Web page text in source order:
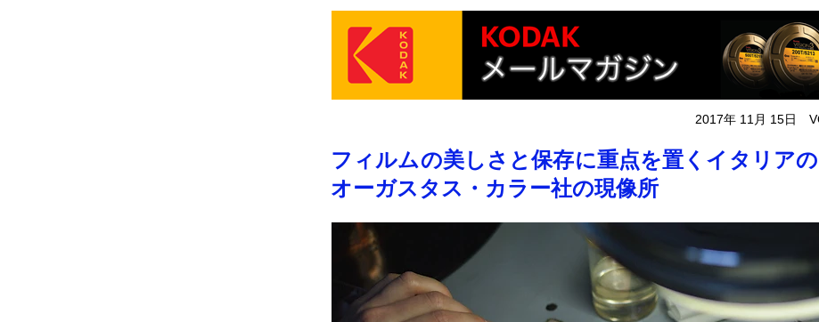
2017年 11月 15日
フィルムの美しさと保存に重点を置くイタリアの
オーガスタス・カラー社の現像所